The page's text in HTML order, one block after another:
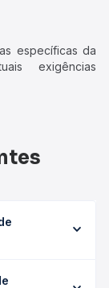
específicas da
exigências
a